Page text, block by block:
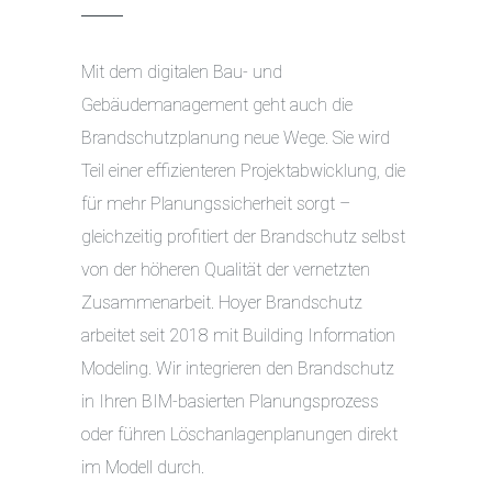
Mit dem digitalen Bau- und
Gebäudemanagement geht auch die
Brandschutzplanung neue Wege. Sie wird
Teil einer effizienteren Projektabwicklung, die
für mehr Planungssicherheit sorgt –
gleichzeitig profitiert der Brandschutz selbst
von der höheren Qualität der vernetzten
Zusammenarbeit. Hoyer Brandschutz
arbeitet seit 2018 mit Building Information
Modeling. Wir integrieren den Brandschutz
in Ihren BIM-basierten Planungsprozess
oder führen Löschanlagenplanungen direkt
im Modell durch.